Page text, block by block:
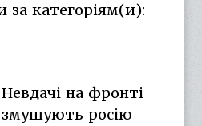
за категоріям(и):
Невдачі на фронті
змушують росію